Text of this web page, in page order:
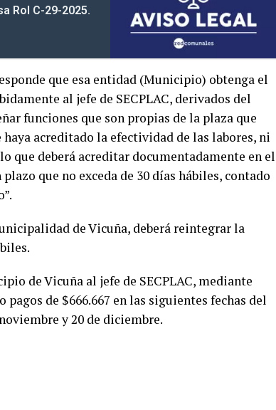
Rol C-29-2025.
que esa entidad (Municipio) obtenga el
al jefe de SECPLAC, derivados del
funciones que son propias de la plaza que
acreditado la efectividad de las labores, ni
que deberá acreditar documentadamente en el
que no exceda de 30 días hábiles, contado
de Vicuña, deberá reintegrar la
de Vicuña al jefe de SECPLAC, mediante
de $666.667 en las siguientes fechas del
y 20 de diciembre.